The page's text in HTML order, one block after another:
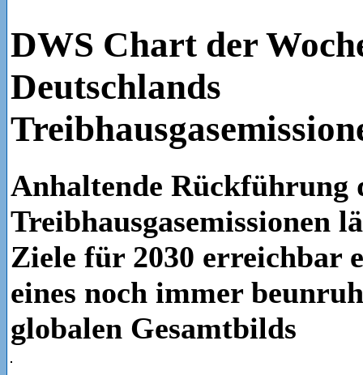
DWS Chart der
Deutschlands
Anhaltende Rückführung
Treibhausgasemissionen
Ziele für 2030 erreichbar
eines noch immer
globalen Gesamtbilds